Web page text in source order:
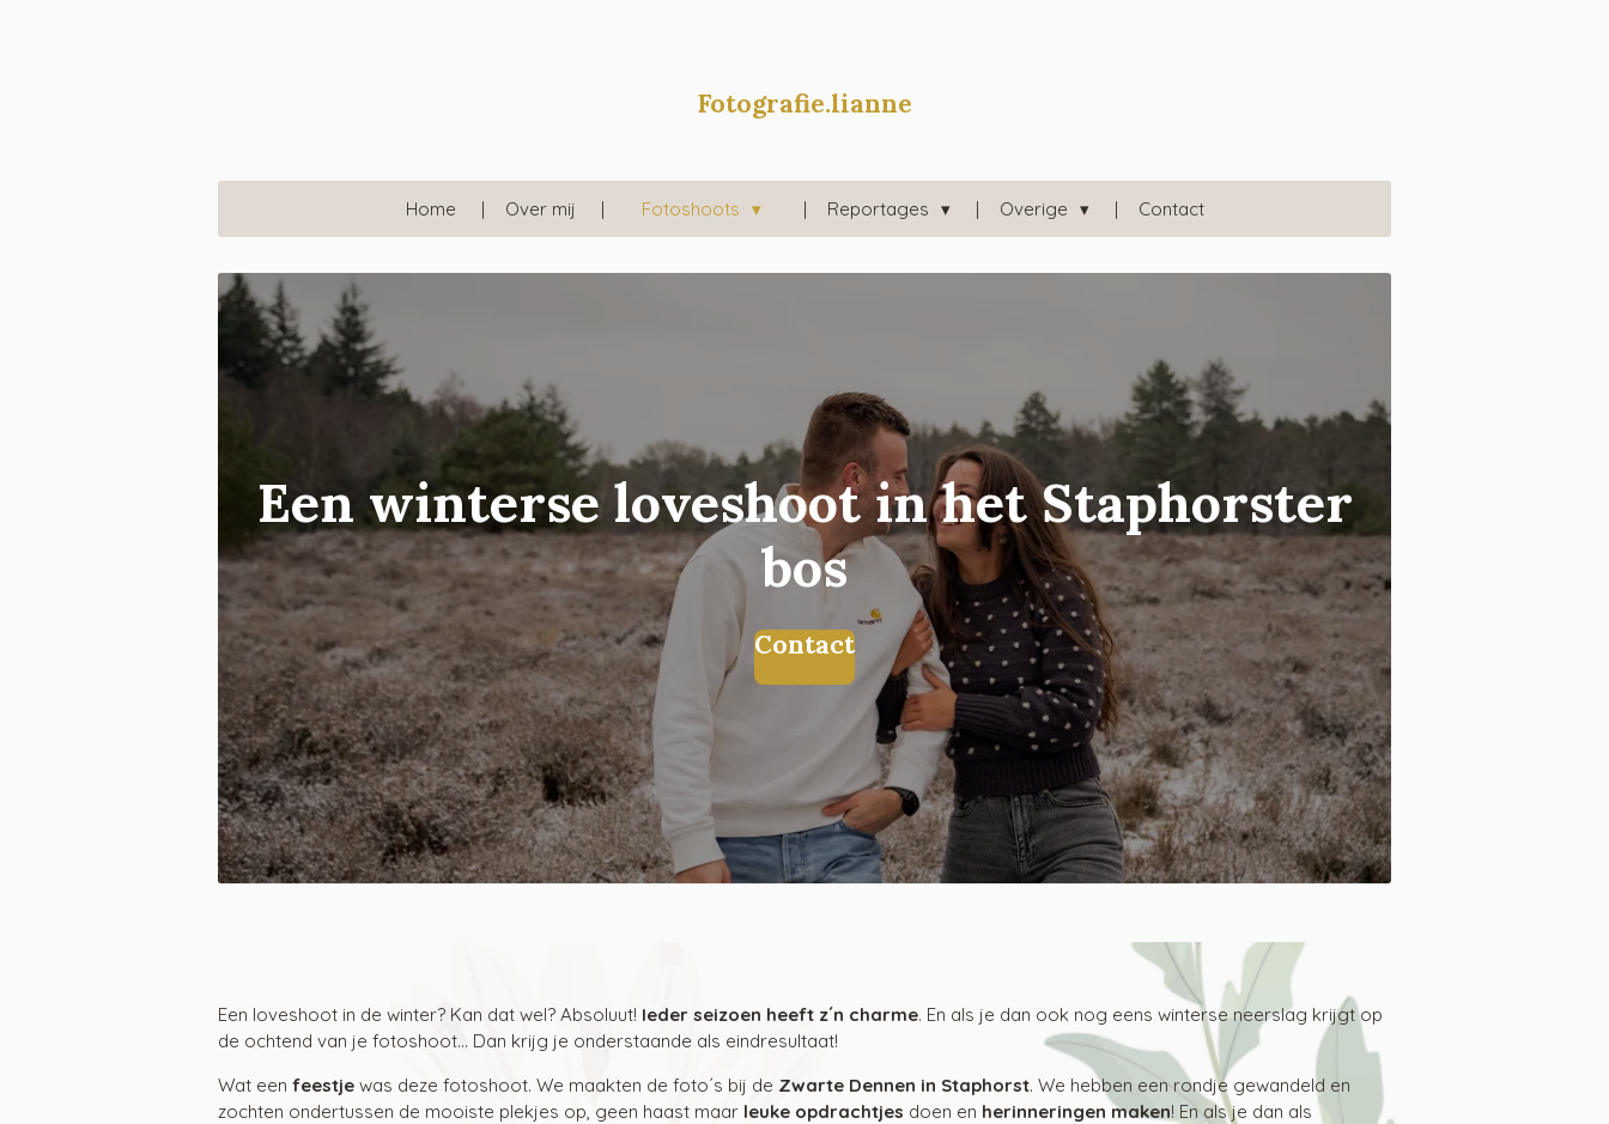
Fotografie.lianne
Home Over mij Fotoshoots Reportages Overige Contact
Een winterse loveshoot in het Staphorster
bos
Contact
Een loveshoot in de winter? Kan dat wel? Absoluut! Ieder seizoen heeft z´n charme. En als je dan ook nog eens winterse neerslag krijgt op
de ochtend van je fotoshoot... Dan krijg je onderstaande als eindresultaat!
Wat een feestje was deze fotoshoot. We maakten de foto´s bij de Zwarte Dennen in Staphorst. We hebben een rondje gewandeld en
zochten ondertussen de mooiste plekjes op, geen haast maar leuke opdrachtjes doen en herinneringen maken! En als je dan als